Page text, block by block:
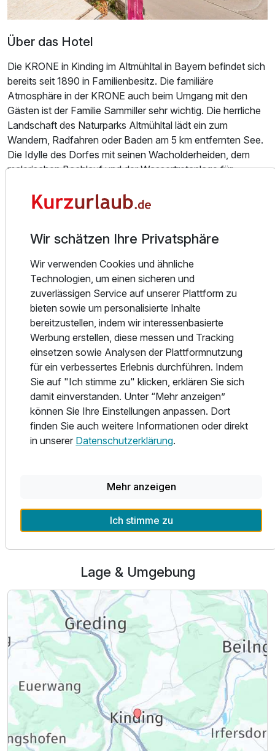
Ausstattung
Für 4 Tage p.P. ab399,00 €
Doppelzimmer Premium B
2 Erwachsene
Für 4 Tage p.P. ab399,00 €
Doppelzimmer Standard
2 Erwachsene
Über das Hotel
Die KRONE in Kinding im Altmühltal in Bayern befindet sich
bereits seit 1890 in Familienbesitz. Die familiäre
Atmosphäre in der KRONE auch beim Umgang mit den
Gästen ist der Familie Sammiller sehr wichtig. Die herrliche
Landschaft des Naturparks Altmühltal lädt ein zum
Wandern, Radfahren oder Baden am 5 km entfernten See.
Die Idylle des Dorfes mit seinen Wacholderheiden, dem
malerischen Bachlauf und der Wassertretanlage für
gelungenen Erholungsaufenthalt für die ganze Familie.
Kategorien) sind Ihr gemütliches Zuhause und
Ausgangspunkt für Ihre Unternehmungen. Sie sind
allesamt mit TV, kostenfreien W-Lan und weiteren
Annehmlichkeiten ausgestattet.
Direkt am Hotel befinden sich ausgeschilderte Wander-
und Radwege im Altmühltal. In nächster Nähe sind
zahlreiche Sport- und Freizeitgestaltung möglich wie
Klettern, Tennis, Schwimmen, Bootstouren auf der
Altmühl, Abenteuer-Golf, Swing-Golf, Golfplatz Beilngries
und Neuburg, Angeln, Fossiliensuche...... Und auch kulturell
hat die Region mit Ihren Burgen, Schlössern und Museen
einiges zu bieten.
Naturpark Altmühltal
Lage & Umgebung
Wir schätzen Ihre Privatsphäre
Wir verwenden Cookies und ähnliche
Technologien, um einen sicheren und
zuverlässigen Service auf unserer Plattform zu
bieten sowie um personalisierte Inhalte
bereitzustellen, indem wir interessenbasierte
Werbung erstellen, diese messen und Tracking
einsetzen sowie Analysen der Plattformnutzung
für ein verbessertes Erlebnis durchführen. Indem
Sie auf "Ich stimme zu" klicken, erklären Sie sich
damit einverstanden. Unter “Mehr anzeigen”
können Sie Ihre Einstellungen anpassen. Dort
finden Sie auch weitere Informationen oder direkt
in unserer Datenschutzerklärung.
Mehr anzeigen
Ich stimme zu